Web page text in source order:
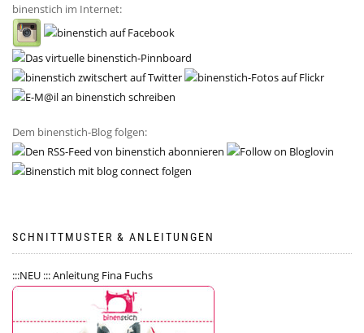
binenstich im Internet:
Dem binenstich-Blog folgen:
SCHNITTMUSTER & ANLEITUNGEN
:::NEU ::: Anleitung Fina Fuchs